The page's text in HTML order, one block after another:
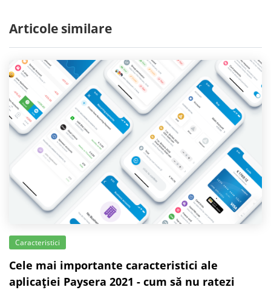
Articole similare
Caracteristici
Cele mai importante caracteristici ale
aplicației Paysera 2021 - cum să nu ratezi